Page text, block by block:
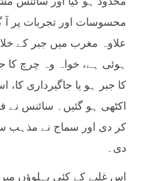
محسوسات اور تجربات پر
علاوہ مغرب میں جبر کے
ہوئی ہے، خواہ وہ چرچ کا
کا جبر ہو یا جاگیرداری کا،
اکٹھی ہو گئیں۔ سائنس نے
کر دی اور سماج نے مذہب
دی۔
اس غلبے کے کئی پہلوؤں